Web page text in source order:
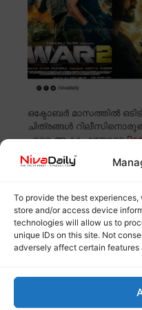
To provide the best
store and/or access device
technologies will allow us to
unique IDs on this site. Not
adversely affect certain features
ഒക്ടോബർ മാസത്തിൽ
ചിത്രങ്ങൾ
ഏറെ ആകാംഷയോടെ
സിനിമകൾ ഉറപ്പായും